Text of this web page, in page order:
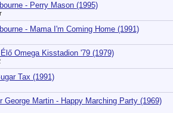
- Perry Mason (1995)
- Mama I'm Coming Home (1991)
Omega Kisstadion '79 (1979)
Tax (1991)
George Martin - Happy Marching Party (1969)